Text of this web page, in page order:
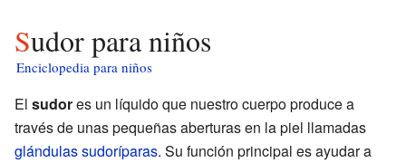
Sudor para niños
Enciclopedia para niños
El sudores un líquido que nuestro cuerpo produce a
través de unas pequeñas aberturas en la piel llamadas
glándulas sudoríparas. Su función principal es ayudar a